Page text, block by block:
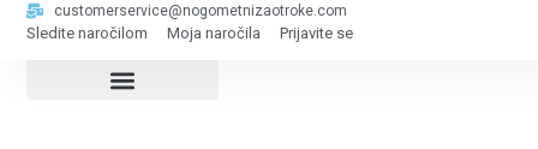
customerservice@nogometnizaotroke.com
Sledite naročilom Moja naročila Prijavite se